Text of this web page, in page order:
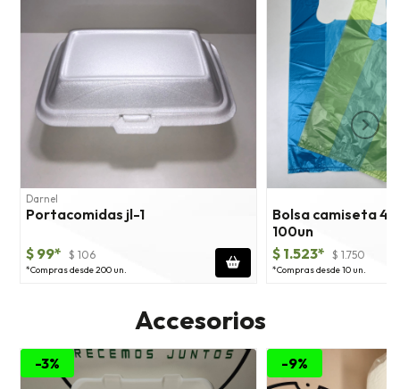
Darnel
Portacomidas jl-1
$ 99* $ 106
*Compras desde 200 un.
Bolsa camiseta
100un
$ 1.523* $ 1.750
*Compras desde 10 un.
Accesorios
-3% -9%